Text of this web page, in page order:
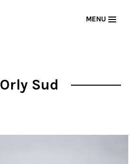
MENU
Orly Sud